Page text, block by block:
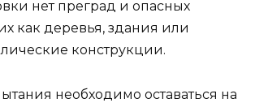
нет преград и опасных
как деревья, здания или
конструкции.
необходимо оставаться на